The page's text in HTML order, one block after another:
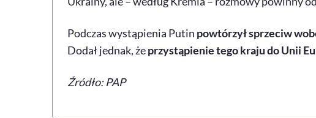
Podczas wystąpienia Putin powtórzył sprzeciw
Dodał jednak, żeprzystąpienie tego kraju do Unii
Źródło: PAP